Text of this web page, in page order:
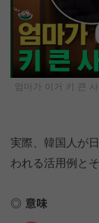
엄마가 이거 키 큰
実際、韓国人が
われる活用例と
意味